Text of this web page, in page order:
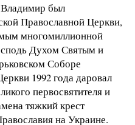
был
Православной Церкви,
многомиллионной
Духом Святым и
Соборе
1992 года даровал
первосвятителя и
тяжкий крест
на Украине.